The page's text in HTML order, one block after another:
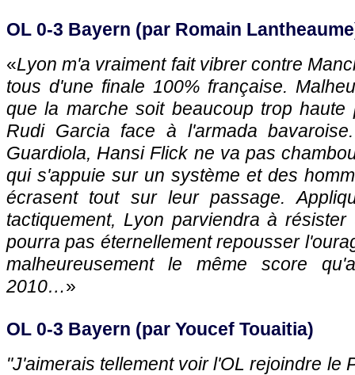
OL 0-3 Bayern (par Romain
«Lyon m'a vraiment fait vibrer contre
tous d'une finale 100% française.
que la marche soit beaucoup trop haute
Rudi Garcia face à l'armada
Guardiola, Hansi Flick ne va pas
qui s'appuie sur un système et des
écrasent tout sur leur passage.
tactiquement, Lyon parviendra à
pourra pas éternellement repousser
malheureusement le même score
2010…»
OL 0-3 Bayern (par Youcef Touaitia)
"J'aimerais tellement voir l'OL rejoindre le